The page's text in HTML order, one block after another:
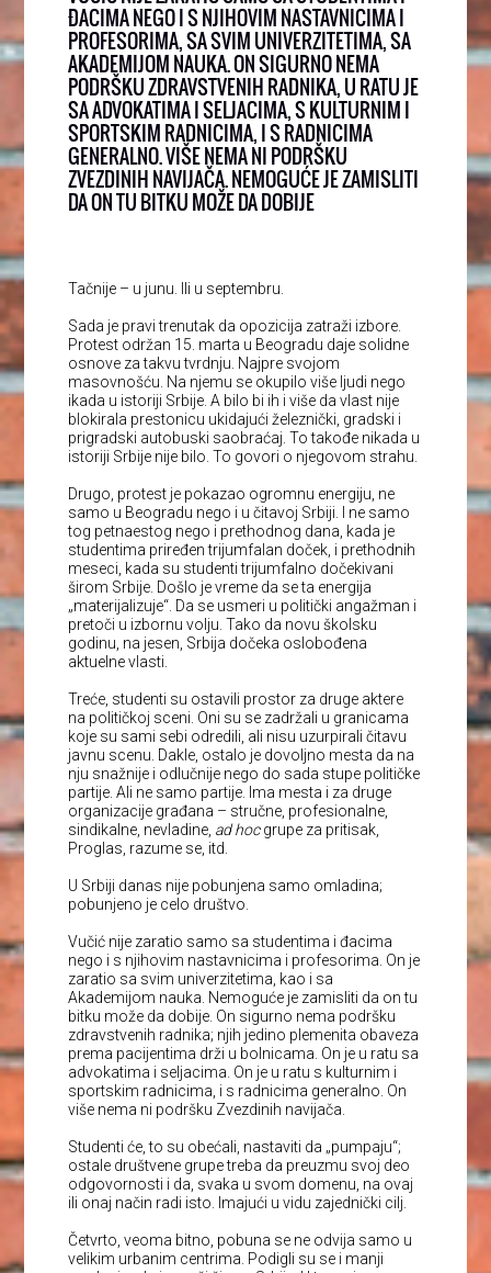
ĐACIMA NEGO I S NJIHOVIM NASTAVNICIMA I
PROFESORIMA, SA SVIM UNIVERZITETIMA, SA
AKADEMIJOM NAUKA. ON SIGURNO NEMA
PODRŠKU ZDRAVSTVENIH RADNIKA, U RATU JE
SA ADVOKATIMA I SELJACIMA, S KULTURNIM I
SPORTSKIM RADNICIMA, I S RADNICIMA
GENERALNO. VIŠE NEMA NI PODRŠKU
ZVEZDINIH NAVIJAČA. NEMOGUĆE JE ZAMISLITI
DA ON TU BITKU MOŽE DA DOBIJE
Tačnije – u junu. Ili u septembru.
Sada je pravi trenutak da opozicija zatraži izbore.
Protest održan 15. marta u Beogradu daje solidne
osnove za takvu tvrdnju. Najpre svojom
masovnošću. Na njemu se okupilo više ljudi nego
ikada u istoriji Srbije. A bilo bi ih i više da vlast nije
blokirala prestonicu ukidajući železnički, gradski i
prigradski autobuski saobraćaj. To takođe nikada u
istoriji Srbije nije bilo. To govori o njegovom strahu.
Drugo, protest je pokazao ogromnu energiju, ne
samo u Beogradu nego i u čitavoj Srbiji. I ne samo
tog petnaestog nego i prethodnog dana, kada je
studentima priređen trijumfalan doček, i prethodnih
meseci, kada su studenti trijumfalno dočekivani
širom Srbije. Došlo je vreme da se ta energija
„materijalizuje“. Da se usmeri u politički angažman i
pretoči u izbornu volju. Tako da novu školsku
godinu, na jesen, Srbija dočeka oslobođena
aktuelne vlasti.
Treće, studenti su ostavili prostor za druge aktere
na političkoj sceni. Oni su se zadržali u granicama
koje su sami sebi odredili, ali nisu uzurpirali čitavu
javnu scenu. Dakle, ostalo je dovoljno mesta da na
nju snažnije i odlučnije nego do sada stupe političke
partije. Ali ne samo partije. Ima mesta i za druge
organizacije građana – stručne, profesionalne,
sindikalne, nevladine, ad hocgrupe za pritisak,
Proglas, razume se, itd.
U Srbiji danas nije pobunjena samo omladina;
pobunjeno je celo društvo.
Vučić nije zaratio samo sa studentima i đacima
nego i s njihovim nastavnicima i profesorima. On je
zaratio sa svim univerzitetima, kao i sa
Akademijom nauka. Nemoguće je zamisliti da on tu
bitku može da dobije. On sigurno nema podršku
zdravstvenih radnika; njih jedino plemenita obaveza
prema pacijentima drži u bolnicama. On je u ratu sa
advokatima i seljacima. On je u ratu s kulturnim i
sportskim radnicima, i s radnicima generalno. On
više nema ni podršku Zvezdinih navijača.
Studenti će, to su obećali, nastaviti da „pumpaju“;
ostale društvene grupe treba da preuzmu svoj deo
odgovornosti i da, svaka u svom domenu, na ovaj
ili onaj način radi isto. Imajući u vidu zajednički cilj.
Četvrto, veoma bitno, pobuna se ne odvija samo u
velikim urbanim centrima. Podigli su se i manji